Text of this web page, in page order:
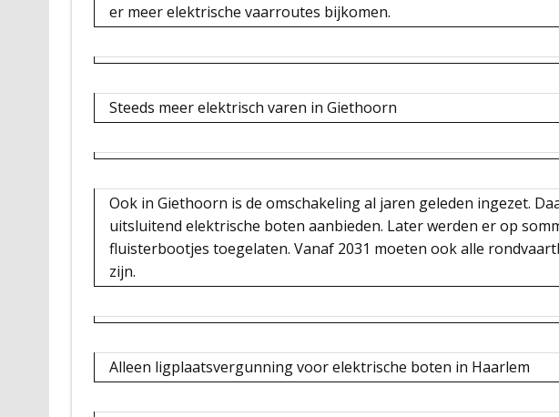
er meer elektrische vaarroutes bijkomen.
Steeds meer elektrisch varen in Giethoorn
Ook in Giethoorn is de omschakeling al jaren geleden ingezet.
uitsluitend elektrische boten aanbieden. Later werden er op
fluisterbootjes toegelaten. Vanaf 2031 moeten ook alle
zijn.
Alleen ligplaatsvergunning voor elektrische boten in Haarlem